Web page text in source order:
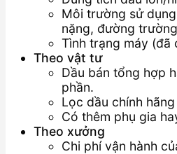
Môi trường sử
nặng, đường
Tình trạng máy (đã
Theo vật tư
Dầu bán tổng hợp
phần.
Lọc dầu chính
Có thêm phụ gia
Theo xưởng
Chi phí vận hành